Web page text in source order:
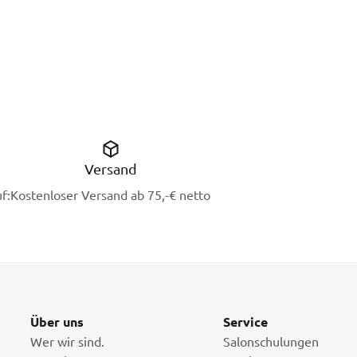
Versand
Kostenloser Versand ab 75,-€ netto
Über uns
Wer wir sind.
Service
Salonschulungen